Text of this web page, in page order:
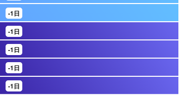
-1日
-1日
-1日
-1日
-1日